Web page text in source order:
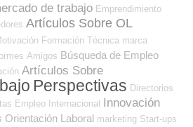
de trabajo Emprendimiento
Artículos Sobre OL
Formación Técnica marca
Amigos Búsqueda de Empleo
Artículos Sobre
Perspectivas Directorios
Empleo Internacional Innovación
Orientación Laboral marketing Start-ups